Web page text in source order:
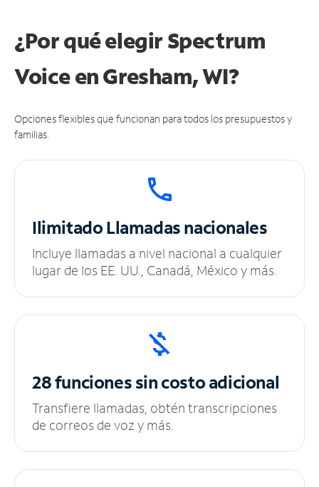
¿Por qué elegir Spectrum
Voice en Gresham, WI?
Opciones flexibles que funcionan para todos los presupuestos y
familias.
IlimitadoLlamadas nacionales
Incluye llamadas a nivel nacional a cualquier
lugar de los EE. UU., Canadá, México y más.
28 funciones sincosto adicional
Transfiere llamadas, obtén transcripciones
de correos de voz y más.